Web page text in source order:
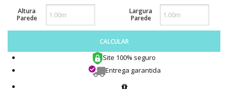
Altura
Parede
Largura
Parede
CALCULAR
Site 100% seguro
Entrega garantida